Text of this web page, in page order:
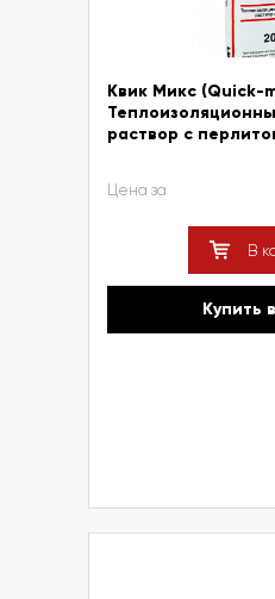
Квик Микс (Quick-
раствор с
Цена за
В
Купить